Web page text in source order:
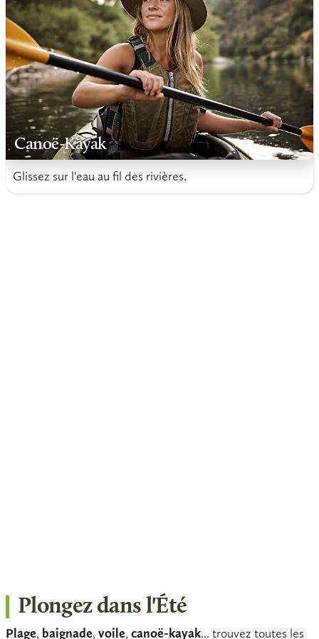
Canoë-Kayak
Glissez sur l'eau au fil des rivières.
Plongez dans l'Été
Plage, baignade, voile, canoë-kayak... trouvez toutes les